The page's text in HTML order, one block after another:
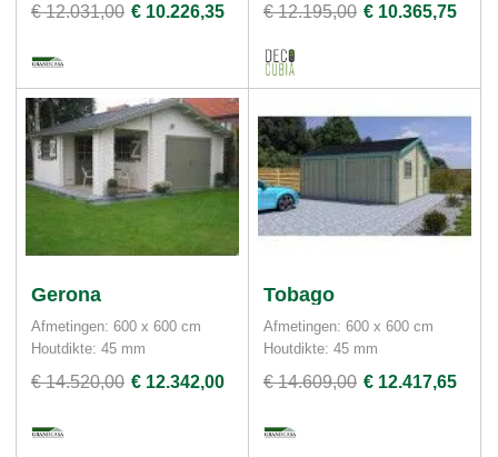
€ 12.031,00 € 10.226,35 € 12.195,00 € 10.365,75
Gerona
Afmetingen: 600 x 600 cm
Houtdikte: 45 mm
€ 14.520,00 € 12.342,00
Tobago
Afmetingen: 600 x 600 cm
Houtdikte: 45 mm
€ 14.609,00 € 12.417,65